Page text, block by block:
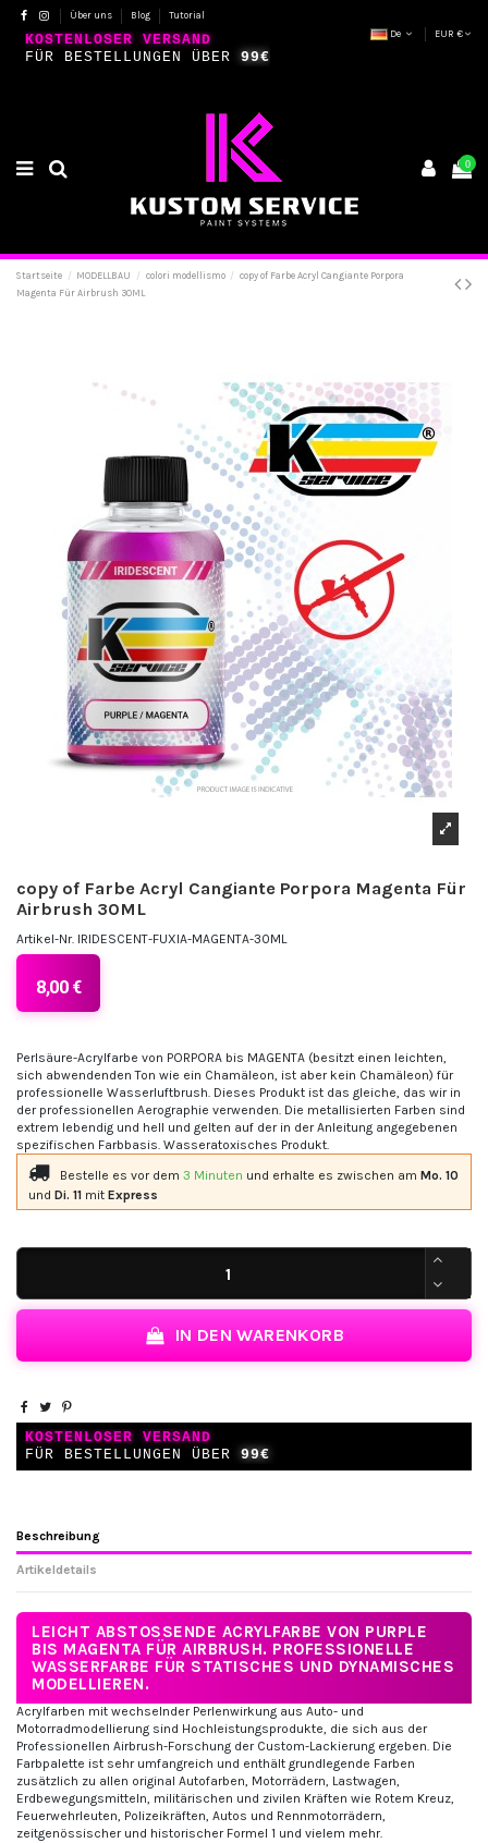
Über uns Blog Tutorial
KOSTENLOSER VERSAND
FÜR BESTELLUNGEN ÜBER 99€
De EUR €
0
Startseite MODELLBAU colori modellismo
copy of Farbe Acryl Cangiante Porpora
Magenta Für Airbrush 30ML
copy of Farbe Acryl Cangiante Porpora Magenta Für
Airbrush 30ML
Artikel-Nr. IRIDESCENT-FUXIA-MAGENTA-30ML
8,00 €
Perlsäure-Acrylfarbe von PORPORA bis MAGENTA (besitzt einen leichten,
sich abwendenden Ton wie ein Chamäleon, ist aber kein Chamäleon) für
professionelle Wasserluftbrush. Dieses Produkt ist das gleiche, das wir in
der professionellen Aerographie verwenden. Die metallisierten Farben sind
extrem lebendig und hell und gelten auf der in der Anleitung angegebenen
spezifischen Farbbasis. Wasseratoxisches Produkt.
Bestelle es vor dem 3 Minuten und erhalte es zwischen am Mo. 10
und Di. 11 mit Express
IN DEN WARENKORB
KOSTENLOSER VERSAND
FÜR BESTELLUNGEN ÜBER 99€
Beschreibung
Artikeldetails
LEICHT ABSTOSSENDE ACRYLFARBE VON PURPLE B
IS MAGENTA FÜR AIRBRUSH. PROFESSIONELLE W
ASSERFARBE FÜR STATISCHES UND DYNAMISCHES M
ODELLIEREN.
Acrylfarben mit wechselnder Perlenwirkung aus Auto- und
Motorradmodellierung sind Hochleistungsprodukte, die sich aus der
Professionellen Airbrush-Forschung der Custom-Lackierung ergeben. Die
Farbpalette ist sehr umfangreich und enthält grundlegende Farben
zusätzlich zu allen original Autofarben, Motorrädern, Lastwagen,
Erdbewegungsmitteln, militärischen und zivilen Kräften wie Rotem Kreuz,
Feuerwehrleuten, Polizeikräften, Autos und Rennmotorrädern,
zeitgenössischer und historischer Formel 1 und vielem mehr.